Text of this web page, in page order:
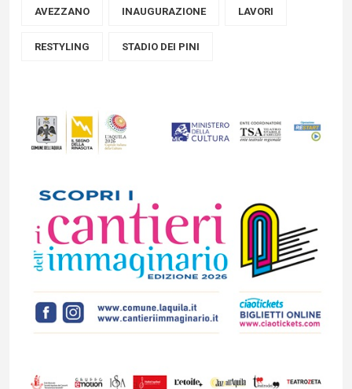
AVEZZANO INAUGURAZIONE LAVORI
RESTYLING STADIO DEI PINI